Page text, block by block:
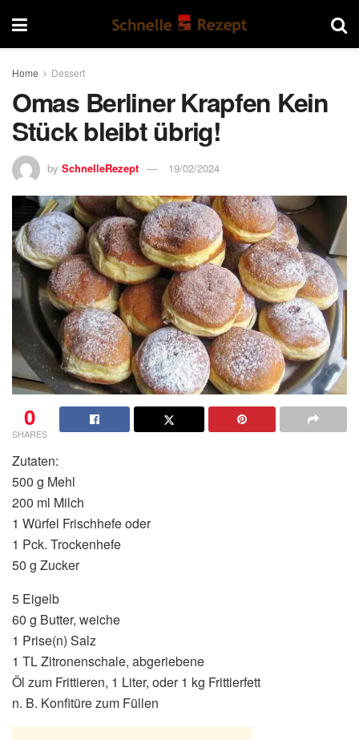
Home Dessert
Omas Berliner Krapfen Kein
Stück bleibt übrig!
by SchnelleRezept 19/02/2024
0
SHARES
Zutaten:
500 g Mehl
200 ml Milch
1 Würfel Frischhefe oder
1 Pck. Trockenhefe
50 g Zucker
5 Eigelb
60 g Butter, weiche
1 Prise(n) Salz
1 TL Zitronenschale, abgeriebene
Öl zum Frittieren, 1 Liter, oder 1 kg Frittierfett
n. B. Konfitüre zum Füllen